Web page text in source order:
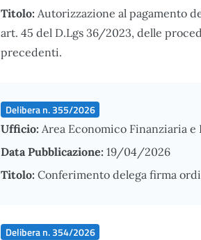
Titolo: Autorizzazione al pagamento
art. 45 del D.Lgs 36/2023, delle
precedenti.
Delibera n. 355/2026
Ufficio: Area Economico Finanziaria e
Data Pubblicazione: 19/04/2026
Titolo: Conferimento delega firma
Delibera n. 354/2026